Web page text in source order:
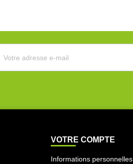
VOTRE COMPTE
Informations personnelles